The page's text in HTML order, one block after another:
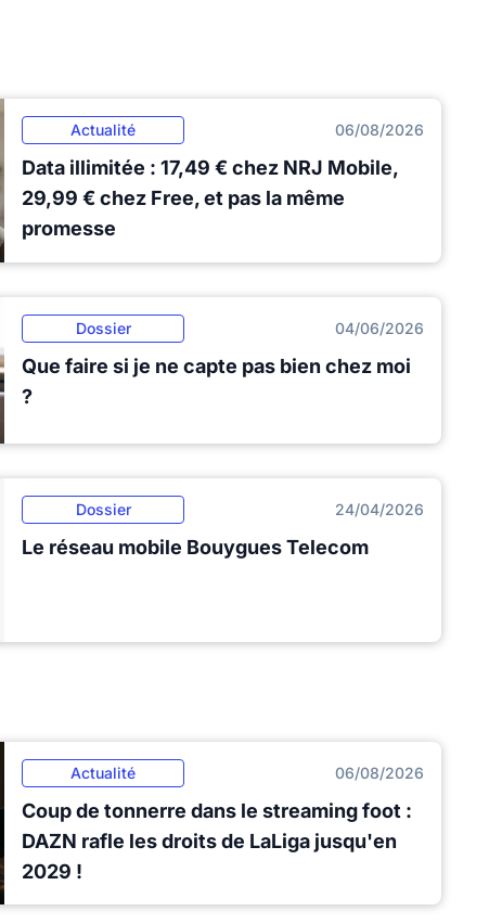
Actualité 06/08/2026
Data illimitée : 17,49 € chez NRJ Mobile,
29,99 € chez Free, et pas la même
promesse
Dossier 04/06/2026
Que faire si je ne capte pas bien chez moi
?
Dossier 24/04/2026
Le réseau mobile Bouygues Telecom
Actualité 06/08/2026
Coup de tonnerre dans le streaming foot :
DAZN rafle les droits de LaLiga jusqu'en
2029 !